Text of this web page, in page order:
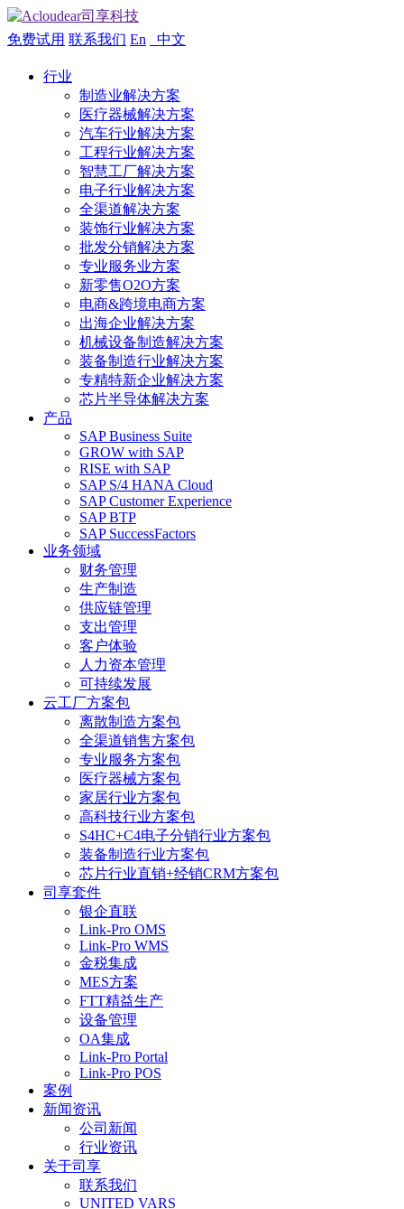
免费试用 联系我们 En 中文
行业
制造业解决方案
医疗器械解决方案
汽车行业解决方案
工程行业解决方案
智慧工厂解决方案
电子行业解决方案
全渠道解决方案
装饰行业解决方案
批发分销解决方案
专业服务业方案
新零售O2O方案
电商&跨境电商方案
出海企业解决方案
机械设备制造解决方案
装备制造行业解决方案
专精特新企业解决方案
芯片半导体解决方案
产品
SAP Business Suite
GROW with SAP
RISE with SAP
SAP S/4 HANA Cloud
SAP Customer Experience
SAP BTP
SAP SuccessFactors
业务领域
财务管理
生产制造
供应链管理
支出管理
客户体验
人力资本管理
可持续发展
云工厂方案包
离散制造方案包
全渠道销售方案包
专业服务方案包
医疗器械方案包
家居行业方案包
高科技行业方案包
S4HC+C4电子分销行业方案包
装备制造行业方案包
芯片行业直销+经销CRM方案包
司享套件
银企直联
Link-Pro OMS
Link-Pro WMS
金税集成
MES方案
FTT精益生产
设备管理
OA集成
Link-Pro Portal
Link-Pro POS
案例
新闻资讯
公司新闻
行业资讯
关于司享
联系我们
UNITED VARS